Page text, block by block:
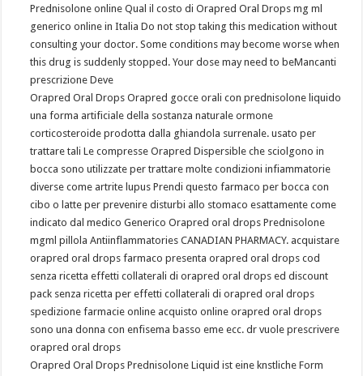
Prednisolone online Qual il costo di Orapred Oral Drops mg ml
generico online in Italia Do not stop taking this medication without
consulting your doctor. Some conditions may become worse when
this drug is suddenly stopped. Your dose may need to beMancanti
prescrizione Deve
Orapred Oral Drops Orapred gocce orali con prednisolone liquido
una forma artificiale della sostanza naturale ormone
corticosteroide prodotta dalla ghiandola surrenale. usato per
trattare tali Le compresse Orapred Dispersible che sciolgono in
bocca sono utilizzate per trattare molte condizioni infiammatorie
diverse come artrite lupus Prendi questo farmaco per bocca con
cibo o latte per prevenire disturbi allo stomaco esattamente come
indicato dal medico Generico Orapred oral drops Prednisolone
mgml pillola Antiinflammatories CANADIAN PHARMACY. acquistare
orapred oral drops farmaco presenta orapred oral drops cod
senza ricetta effetti collaterali di orapred oral drops ed discount
pack senza ricetta per effetti collaterali di orapred oral drops
spedizione farmacie online acquisto online orapred oral drops
sono una donna con enfisema basso eme ecc. dr vuole prescrivere
orapred oral drops
Orapred Oral Drops Prednisolone Liquid ist eine knstliche Form